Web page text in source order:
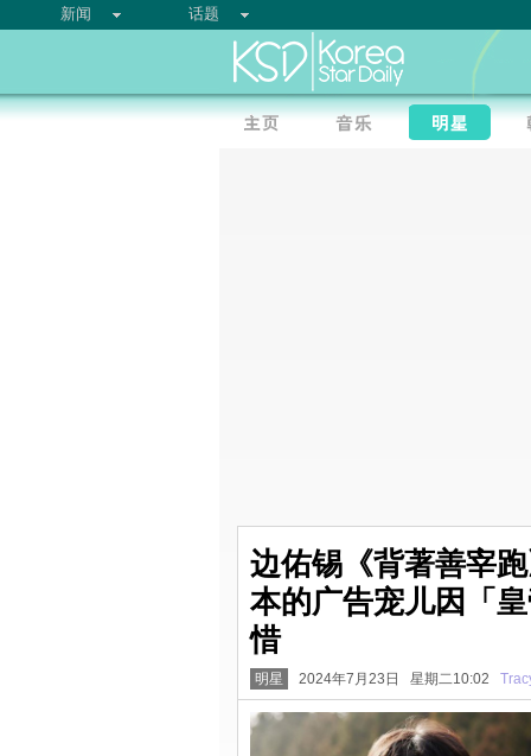
新闻 话题
边佑锡《背著善宰
本的广告宠儿因「
惜
明星 2024年7月23日 星期二10:02